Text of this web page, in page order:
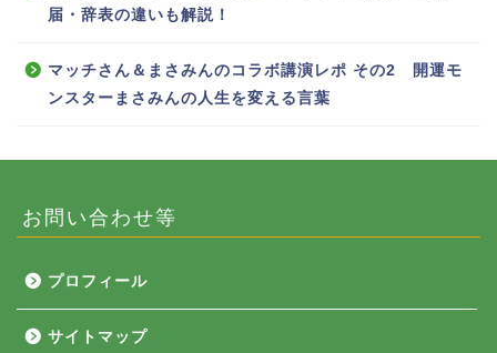
届・辞表の違いも解説！
マッチさん＆まさみんのコラボ講演レポ その2 開運モ
ンスターまさみんの人生を変える言葉
お問い合わせ等
プロフィール
サイトマップ